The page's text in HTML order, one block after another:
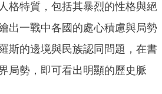
格特質，包括其暴烈的性格與絕
出一戰中各國的處心積慮與局勢
斯的邊境與民族認同問題，在書
局勢，即可看出明顯的歷史脈